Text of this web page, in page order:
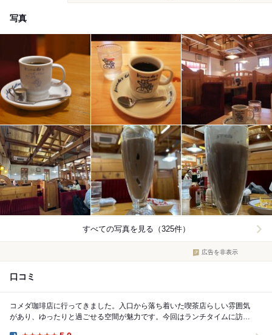
写真
すべての写真を見る（325件）
広告を非表示
口コミ
コメダ珈琲店に行ってきました。入口から落ち着いた喫茶店らしい雰囲気
があり、ゆったりと過ごせる空間が魅力です。今回はランチタイムに訪問